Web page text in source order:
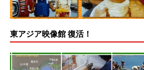
東アジア映像館 復活！